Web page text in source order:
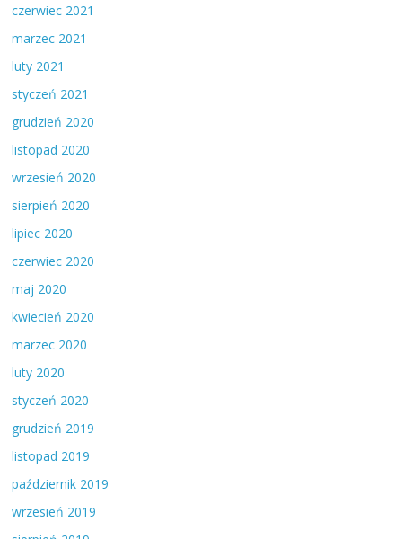
czerwiec 2021
marzec 2021
luty 2021
styczeń 2021
grudzień 2020
listopad 2020
wrzesień 2020
sierpień 2020
lipiec 2020
czerwiec 2020
maj 2020
kwiecień 2020
marzec 2020
luty 2020
styczeń 2020
grudzień 2019
listopad 2019
październik 2019
wrzesień 2019